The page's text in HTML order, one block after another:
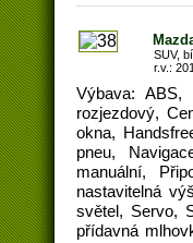
SUV,
r.v.:
Výbava: ABS,
rozjezdový,
okna,
pneu,
manuální,
nastavitelná
světel, Servo,
přídavná